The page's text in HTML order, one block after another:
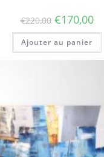
€220,00 €170,00
Ajouter au panier